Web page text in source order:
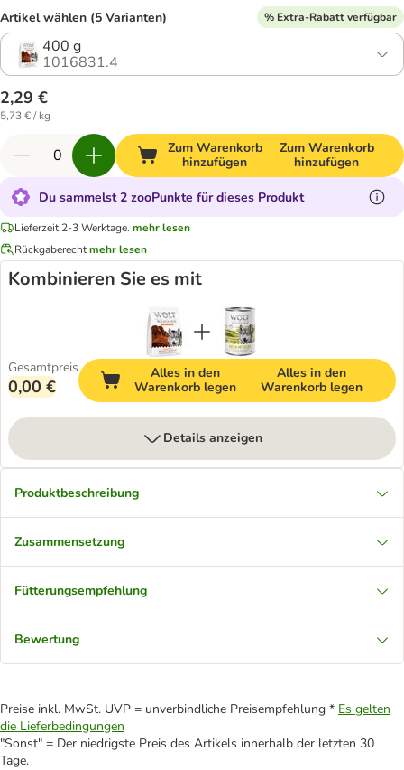
Artikel wählen (5 Varianten) % Extra-Rabatt verfügbar
400 g
1016831.4
2,29 €
5,73 € / kg
Zum Warenkorb
hinzufügen
Zum Warenkorb
hinzufügen
Du sammelst 2 zooPunkte für dieses Produkt
Lieferzeit 2-3 Werktage. mehr lesen
Rückgaberechtmehr lesen
Kombinieren Sie es mit
Gesamtpreis
0,00 €
Alles in den
Warenkorb legen
Alles in den
Warenkorb legen
Details anzeigen
Produktbeschreibung
Zusammensetzung
Fütterungsempfehlung
Bewertung
Preise inkl. MwSt. UVP = unverbindliche Preisempfehlung * Es gelten
die Lieferbedingungen
"Sonst" = Der niedrigste Preis des Artikels innerhalb der letzten 30
Tage.